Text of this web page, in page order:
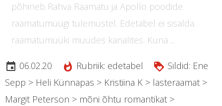
põhineb Rahva Raamatu ja Apollo poodide
raamatumüügi tulemustel. Edetabel ei sisalda
raamatumüüki muudes kanalites. Kuna ...
insert_invitation 06.02.20 whatshot Rubriik: edetabel loyalty Sildid: Ene
Sepp > Heli Künnapas > Kristiina K > lasteraamat >
Margit Peterson > mõni õhtu romantikat >